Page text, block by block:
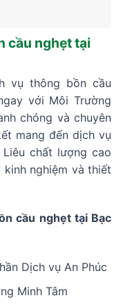
cầu nghẹt tại
vụ thông bồn cầu
với Môi Trường
chóng và chuyên
mang đến dịch vụ
chất lượng cao
nghiệm và thiết
cầu nghẹt tại Bạc
Dịch vụ An Phúc
Minh Tâm